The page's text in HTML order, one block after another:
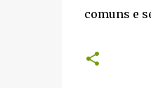
comuns e